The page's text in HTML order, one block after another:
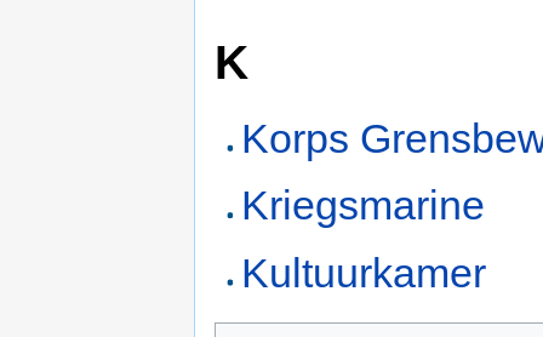
K
Korps
Kriegsmarine
Kultuurkamer